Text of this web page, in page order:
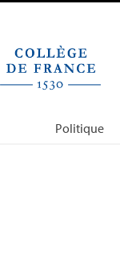
Politique